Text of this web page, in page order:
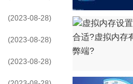
(2023-08-28)
(2023-08-28)
(2023-08-28)